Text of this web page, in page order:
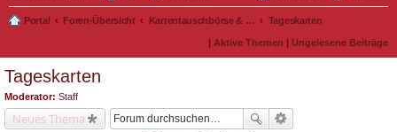
Portal Foren-Übersicht Kartentauschbörse & Mitfahrgelegenheiten Tageskarten
| Aktive Themen | Ungelesene Beiträge
Tageskarten
Moderator: Staff
Neues Thema